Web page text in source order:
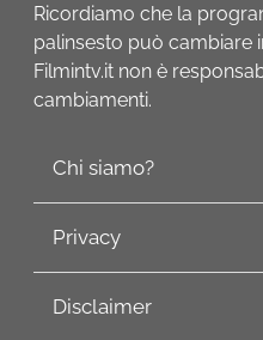
Ricordiamo che la
palinsesto può cambiare
Filmintv.it non è
cambiamenti.
Chi siamo?
Privacy
Disclaimer